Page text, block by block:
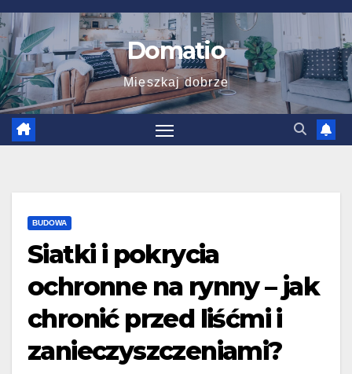
Skip
to
content
Domatio
Mieszkaj dobrze
BUDOWA
Siatki i pokrycia
ochronne na rynny – jak
chronić przed liśćmi i
zanieczyszczeniami?